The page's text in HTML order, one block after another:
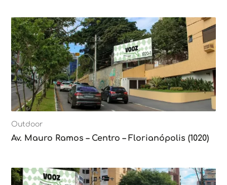
Outdoor
Av. Mauro Ramos – Centro – Florianópolis (1020)